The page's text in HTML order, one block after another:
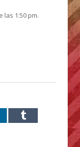
las 1:50 pm.
Tumblr